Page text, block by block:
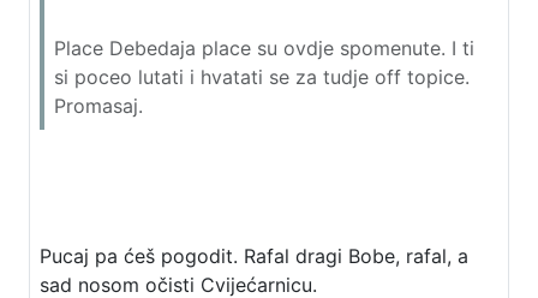
Place Debedaja place su ovdje spomenute. I ti
si poceo lutati i hvatati se za tudje off topice.
Promasaj.
Pucaj pa ćeš pogodit. Rafal dragi Bobe, rafal, a
sad nosom očisti Cvijećarnicu.